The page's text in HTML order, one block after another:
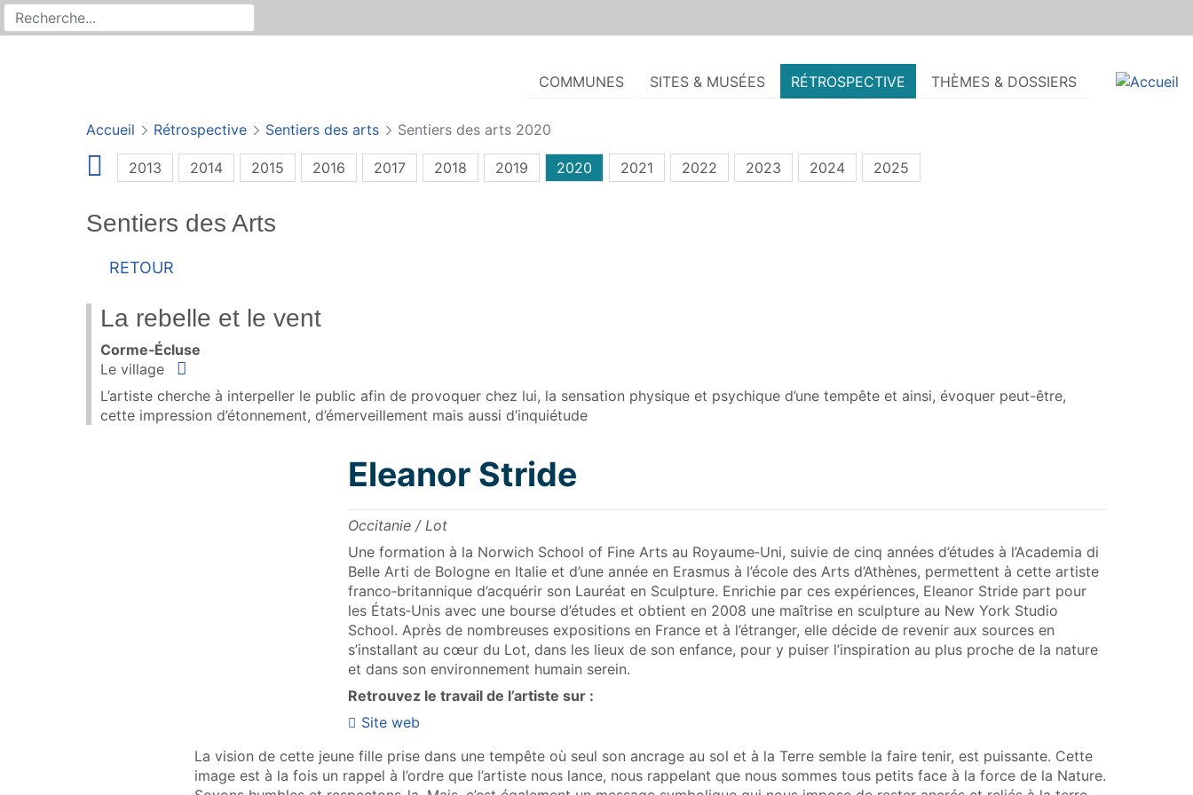
Recherche sur le site
Rechercher
COMMUNES SITES & MUSÉES RÉTROSPECTIVE THÈMES & DOSSIERS
Accueil Rétrospective Sentiers des arts Sentiers des arts 2020
2013 2014 2015 2016 2017 2018 2019 2020 2021 2022 2023 2024 2025
Sentiers des Arts
Retour
La rebelle et le vent
Corme‑Écluse
Le village
Situer
L’artiste cherche à interpeller le public afin de provoquer chez lui, la sensation physique et psychique d’une tempête et ainsi, évoquer peut-être,
cette impression d’étonnement, d’émerveillement mais aussi d’inquiétude
Eleanor Stride
Occitanie / Lot
Une formation à la Norwich School of Fine Arts au Royaume‑Uni, suivie de cinq années d’études à l’Academia di
Belle Arti de Bologne en Italie et d’une année en Erasmus à l’école des Arts d’Athènes, permettent à cette artiste
franco‑britannique d’acquérir son Lauréat en Sculpture. Enrichie par ces expériences, Eleanor Stride part pour
les États‑Unis avec une bourse d’études et obtient en 2008 une maîtrise en sculpture au New York Studio
School. Après de nombreuses expositions en France et à l’étranger, elle décide de revenir aux sources en
s’installant au cœur du Lot, dans les lieux de son enfance, pour y puiser l’inspiration au plus proche de la nature
et dans son environnement humain serein.
Retrouvez le travail de l’artiste sur :
Site web
La vision de cette jeune fille prise dans une tempête où seul son ancrage au sol et à la Terre semble la faire tenir, est puissante. Cette
image est à la fois un rappel à l’ordre que l’artiste nous lance, nous rappelant que nous sommes tous petits face à la force de la Nature.